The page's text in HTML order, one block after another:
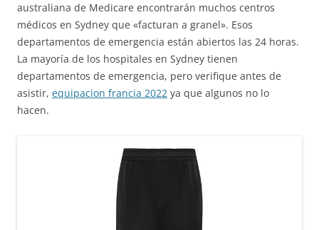
australiana de Medicare encontrarán muchos centros
médicos en Sydney que «facturan a granel». Esos
departamentos de emergencia están abiertos las 24 horas.
La mayoría de los hospitales en Sydney tienen
departamentos de emergencia, pero verifique antes de
asistir, equipacion francia 2022 ya que algunos no lo
hacen.